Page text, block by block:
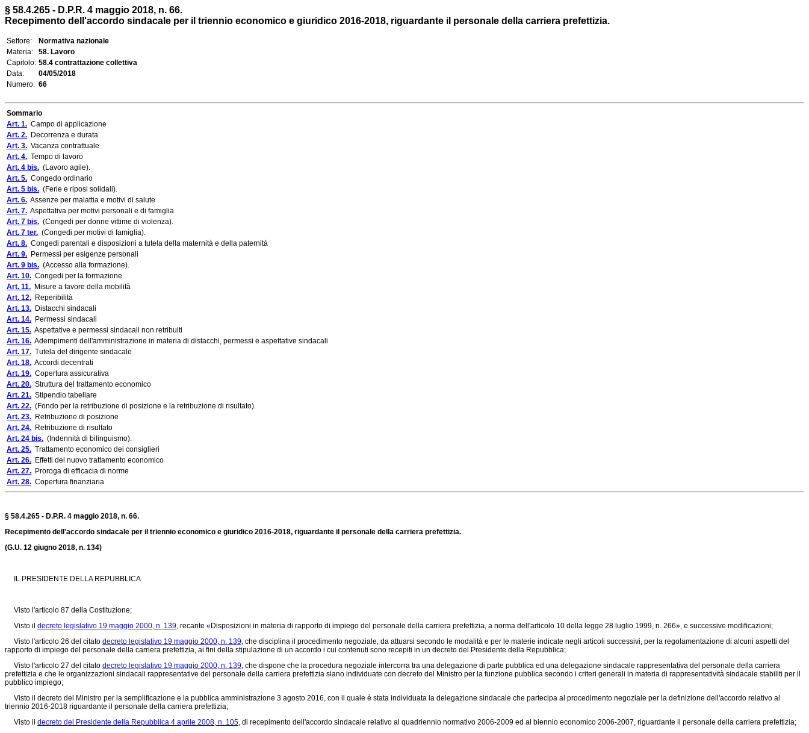
§ 58.4.265 - D.P.R. 4 maggio 2018, n. 66.
Recepimento dell'accordo sindacale per il triennio economico e giuridico 2016-2018, riguardante il personale della carriera prefettizia.
Settore:
Normativa nazionale
Materia:
58. Lavoro
Capitolo: 58.4 contrattazione collettiva
Data:
04/05/2018
Numero: 66
Sommario
Art. 1. Campo di applicazione
Art. 2. Decorrenza e durata
Art. 3. Vacanza contrattuale
Art. 4. Tempo di lavoro
Art. 4 bis. (Lavoro agile).
Art. 5. Congedo ordinario
Art. 5 bis. (Ferie e riposi solidali).
Art. 6. Assenze per malattia e motivi di salute
Art. 7. Aspettativa per motivi personali e di famiglia
Art. 7 bis. (Congedi per donne vittime di violenza).
Art. 7 ter. (Congedi per motivi di famiglia).
Art. 8. Congedi parentali e disposizioni a tutela della maternità e della paternità
Art. 9. Permessi per esigenze personali
Art. 9 bis. (Accesso alla formazione).
Art. 10. Congedi per la formazione
Art. 11. Misure a favore della mobilità
Art. 12. Reperibilità
Art. 13. Distacchi sindacali
Art. 14. Permessi sindacali
Art. 15. Aspettative e permessi sindacali non retribuiti
Art. 16. Adempimenti dell'amministrazione in materia di distacchi, permessi e aspettative sindacali
Art. 17. Tutela del dirigente sindacale
Art. 18. Accordi decentrati
Art. 19. Copertura assicurativa
Art. 20. Struttura del trattamento economico
Art. 21. Stipendio tabellare
Art. 22. (Fondo per la retribuzione di posizione e la retribuzione di risultato).
Art. 23. Retribuzione di posizione
Art. 24. Retribuzione di risultato
Art. 24 bis. (Indennità di bilinguismo).
Art. 25. Trattamento economico dei consiglieri
Art. 26. Effetti del nuovo trattamento economico
Art. 27. Proroga di efficacia di norme
Art. 28. Copertura finanziaria
§ 58.4.265 - D.P.R. 4 maggio 2018, n. 66.
Recepimento dell'accordo sindacale per il triennio economico e giuridico 2016-2018, riguardante il personale della carriera prefettizia.
(G.U. 12 giugno 2018, n. 134)
IL PRESIDENTE DELLA REPUBBLICA
Visto l'articolo 87 della Costituzione;
Visto il decreto legislativo 19 maggio 2000, n. 139, recante «Disposizioni in materia di rapporto di impiego del personale della carriera prefettizia, a norma dell'articolo 10 della legge 28 luglio 1999, n. 266», e successive modificazioni;
Visto l'articolo 26 del citato decreto legislativo 19 maggio 2000, n. 139, che disciplina il procedimento negoziale, da attuarsi secondo le modalità e per le materie indicate negli articoli successivi, per la regolamentazione di alcuni aspetti del
rapporto di impiego del personale della carriera prefettizia, ai fini della stipulazione di un accordo i cui contenuti sono recepiti in un decreto del Presidente della Repubblica;
Visto l'articolo 27 del citato decreto legislativo 19 maggio 2000, n. 139, che dispone che la procedura negoziale intercorra tra una delegazione di parte pubblica ed una delegazione sindacale rappresentativa del personale della carriera
prefettizia e che le organizzazioni sindacali rappresentative del personale della carriera prefettizia siano individuate con decreto del Ministro per la funzione pubblica secondo i criteri generali in materia di rappresentatività sindacale stabiliti per il
pubblico impiego;
Visto il decreto del Ministro per la semplificazione e la pubblica amministrazione 3 agosto 2016, con il quale è stata individuata la delegazione sindacale che partecipa al procedimento negoziale per la definizione dell'accordo relativo al
triennio 2016-2018 riguardante il personale della carriera prefettizia;
Visto il decreto del Presidente della Repubblica 4 aprile 2008, n. 105, di recepimento dell'accordo sindacale relativo al quadriennio normativo 2006-2009 ed al biennio economico 2006-2007, riguardante il personale della carriera prefettizia;